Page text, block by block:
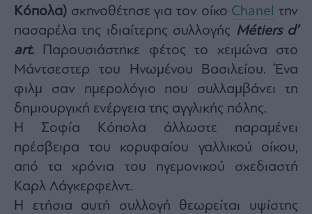
Κόπολα) σκηνοθέτησε για τον οίκο Chanel την
πασαρέλα της ιδιαίτερης συλλογής Métiers d’
art. Παρουσιάστηκε φέτος το χειμώνα στο
Μάντσεστερ του Ηνωμένου Βασιλείου. Ένα
φιλμ σαν ημερολόγιο που συλλαμβάνει τη
δημιουργική ενέργεια της αγγλικής πόλης.
Η Σοφία Κόπολα άλλωστε παραμένει
πρέσβειρα του κορυφαίου γαλλικού οίκου,
από τα χρόνια του ηγεμονικού σχεδιαστή
Καρλ Λάγκερφελντ.
Η ετήσια αυτή συλλογή θεωρείται υψίστης